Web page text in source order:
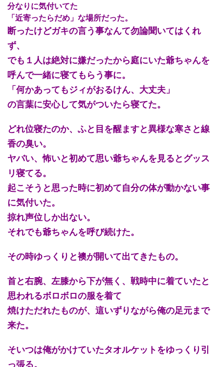
分なりに気付いてた
「近寄ったらだめ」な場所だった。
断ったけどガキの言う事なんて勿論聞いてはくれ
ず、
でも１人は絶対に嫌だったから庭にいた爺ちゃんを
呼んで一緒に寝てもらう事に。
「何かあってもジィがおるけん、大丈夫」
の言葉に安心して気がついたら寝てた。
どれ位寝たのか、ふと目を醒ますと異様な寒さと線
香の臭い。
ヤバい、怖いと初めて思い爺ちゃんを見るとグッス
リ寝てる。
起こそうと思った時に初めて自分の体が動かない事
に気付いた。
掠れ声位しか出ない。
それでも爺ちゃんを呼び続けた。
その時ゆっくりと襖が開いて出てきたもの。
首と右腕、左膝から下が無く、戦時中に着ていたと
思われるボロボロの服を着て
焼けただれたものが、這いずりながら俺の足元まで
来た。
そいつは俺がかけていたタオルケットをゆっくり引
っ張る。